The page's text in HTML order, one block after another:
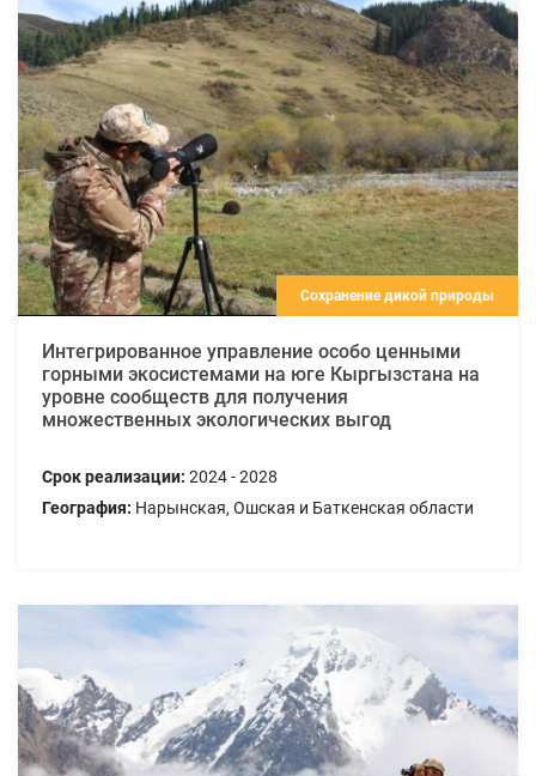
Сохранение дикой природы
Интегрированное управление особо ценными
горными экосистемами на юге Кыргызстана на
уровне сообществ для получения
множественных экологических выгод
Срок реализации: 2024 - 2028
География: Нарынская, Ошская и Баткенская области